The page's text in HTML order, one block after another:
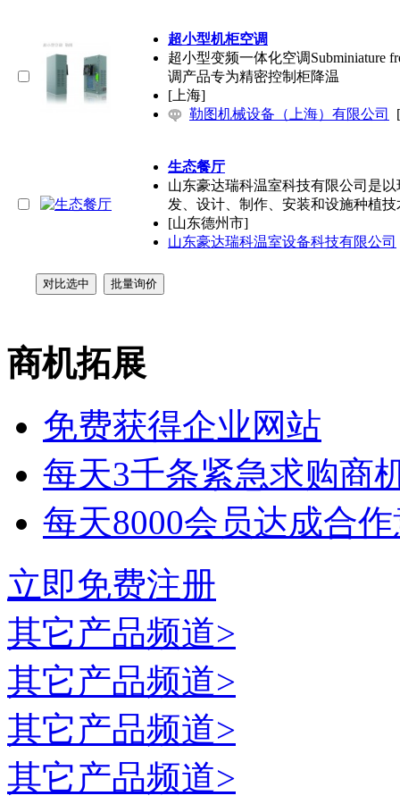
超小型机柜空调
超小型变频一体化空调Subminiature
调产品专为精密控制柜降温
[上海]
勒图机械设备（上海）有限公司
生态餐厅
山东豪达瑞科温室科技有限公司是
发、设计、制作、安装和设施种植技
[山东德州市]
山东豪达瑞科温室设备科技有限公司
商机拓展
免费获得企业网站
每天3千条紧急求购商
每天8000会员达成合
立即免费注册
其它产品频道>
其它产品频道>
其它产品频道>
其它产品频道>